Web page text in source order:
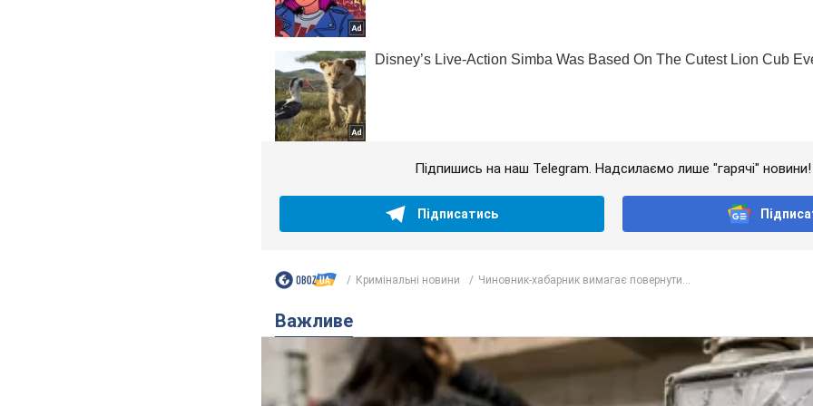
Підпишись на наш Telegram. Надсилаємо лише "гарячі" новини!
Підписатись
Кримінальні новини Чиновник-хабарник вимагає повернути...
Важливе